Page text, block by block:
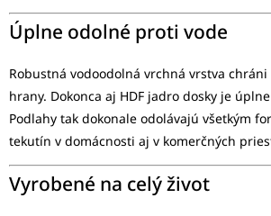
Úplne odolné proti vode
Robustná vodoodolná vrchná vrstva
hrany. Dokonca aj HDF jadro dosky je
Podlahy tak dokonale odolávajú všetkým
tekutín v domácnosti aj v komerčných
Vyrobené na celý život